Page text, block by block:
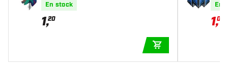
En stock
1,20
En
1,01